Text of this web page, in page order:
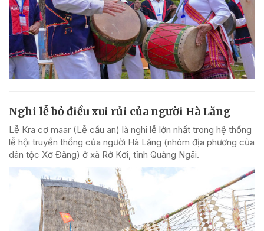
Nghi lễ bỏ điều xui rủi của người Hà Lăng
Lễ Kra cơ maar (Lễ cầu an) là nghi lễ lớn nhất trong hệ thống
lễ hội truyền thống của người Hà Lăng (nhóm địa phương của
dân tộc Xơ Đăng) ở xã Rờ Kơi, tỉnh Quảng Ngãi.